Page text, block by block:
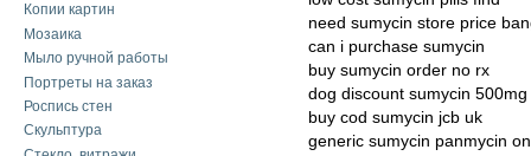
Копии картин
Мозаика
Мыло ручной работы
Портреты на заказ
Роспись стен
Скульптура
need sumycin store price
can i purchase sumycin
buy sumycin order no rx
dog discount sumycin 500mg
buy cod sumycin jcb uk
generic sumycin panmycin